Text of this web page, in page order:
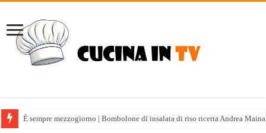
È sempre mezzogiorno | Bombolone di insalata di riso ricetta Andrea